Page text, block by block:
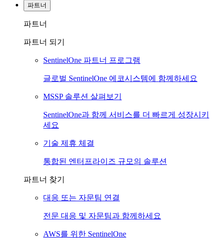
파트너
파트너
파트너 되기
SentinelOne 파트너 프로그램
글로벌 SentinelOne 에코시스템에 함께하세요
MSSP 솔루션 살펴보기
SentinelOne과 함께 서비스를 더 빠르게 성장시키
세요
기술 제휴 체결
통합된 엔터프라이즈 규모의 솔루션
파트너 찾기
대응 또는 자문팀 연결
전문 대응 및 자문팀과 함께하세요
AWS를 위한 SentinelOne